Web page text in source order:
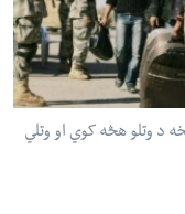
د وتلو هڅه کوي او وتلي